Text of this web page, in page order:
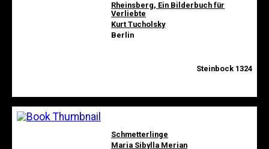
Rheinsberg, Ein Bilderbuch für
Verliebte
Kurt Tucholsky
Berlin
Steinbock 1324
Schmetterlinge
Maria Sibylla Merian